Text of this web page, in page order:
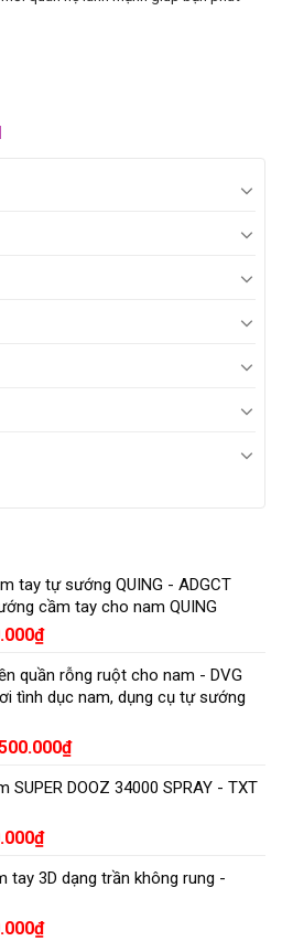
tay tự sướng QUING - ADGCT
cầm tay cho nam QUING
₫
quần rỗng ruột cho nam - DVG
tình dục nam, dụng cụ tự sướng
₫
SUPER DOOZ 34000 SPRAY - TXT
₫
tay 3D dạng trần không rung -
₫